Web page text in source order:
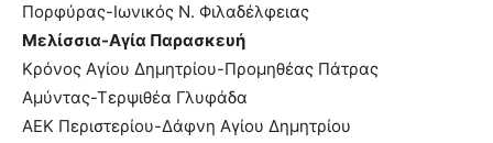
Πορφύρας-Ιωνικός Ν. Φιλαδέλφειας
Μελίσσια-Αγία Παρασκευή
Κρόνος Αγίου Δημητρίου-Προμηθέας Πάτρας
Αμύντας-Τερψιθέα Γλυφάδα
ΑΕΚ Περιστερίου-Δάφνη Αγίου Δημητρίου